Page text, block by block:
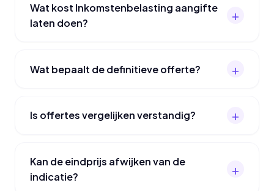
Wat kost Inkomstenbelasting aangifte
laten doen?
Wat bepaalt de definitieve offerte?
Is offertes vergelijken verstandig?
Kan de eindprijs afwijken van de
indicatie?